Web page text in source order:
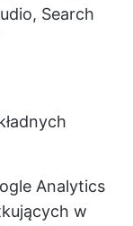
Search
Analytics
w